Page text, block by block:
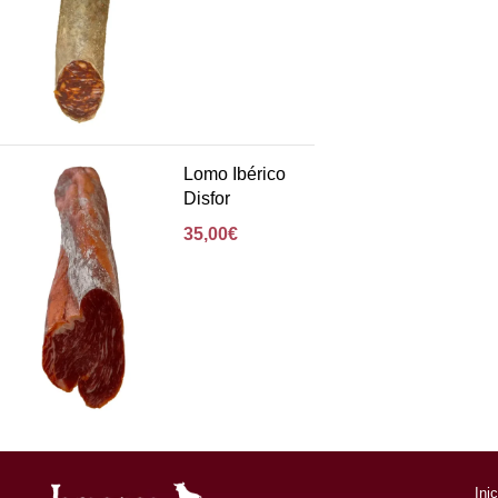
Lomo Ibérico
Disfor
35,00€